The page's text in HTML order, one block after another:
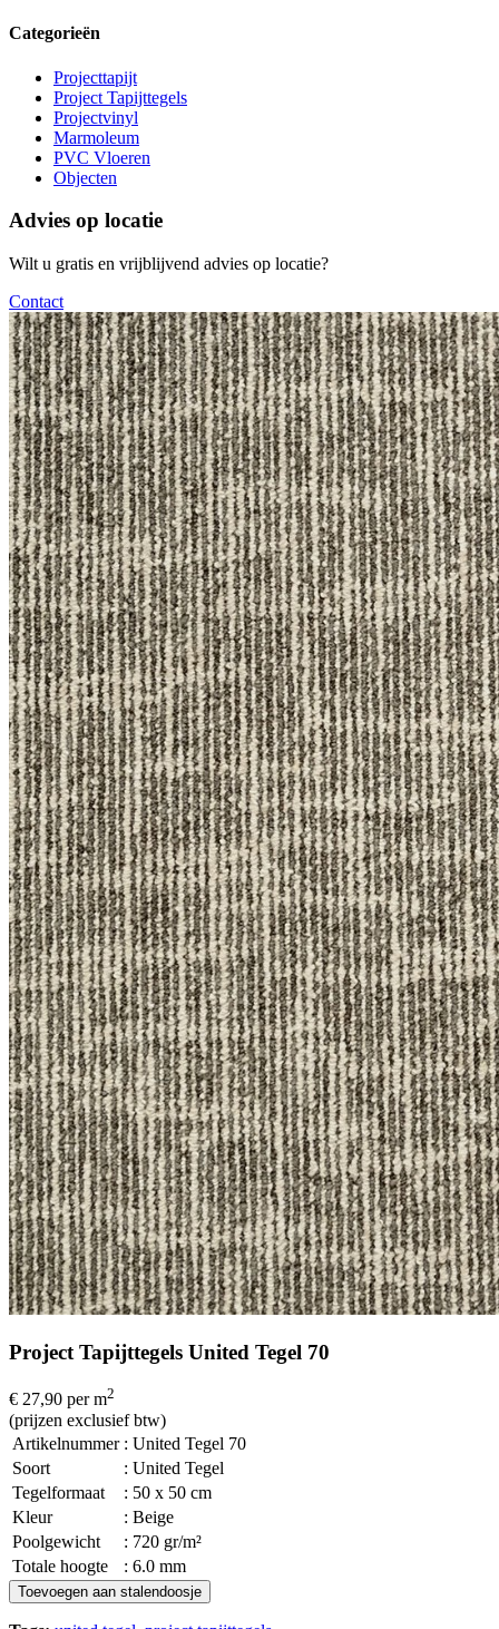
Categorieën
Projecttapijt
Project Tapijttegels
Projectvinyl
Marmoleum
PVC Vloeren
Objecten
Advies op locatie
Wilt u gratis en vrijblijvend advies op locatie?
Contact
Project Tapijttegels United Tegel 70
€ 27,90 per m2
(prijzen exclusief btw)
Artikelnummer : United Tegel 70
Soort
: United Tegel
Tegelformaat
: 50 x 50 cm
Kleur
: Beige
Poolgewicht
: 720 gr/m²
Totale hoogte
: 6.0 mm
Toevoegen aan stalendoosje